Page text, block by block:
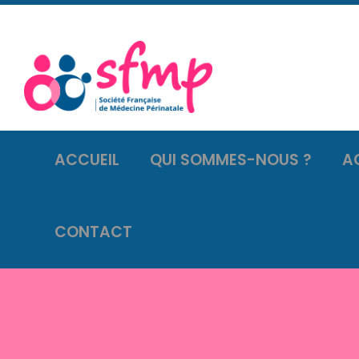
ACCUEIL QUI SOMMES-NOUS ?
CONTACT